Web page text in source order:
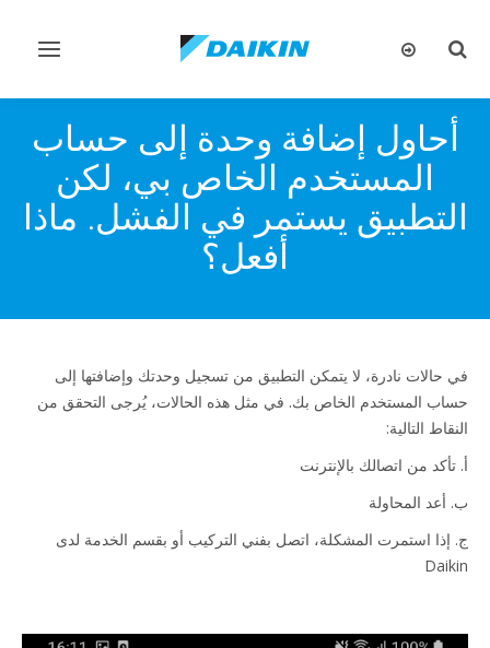
تبديل
تبديل
أحاول إضافة وحدة إلى حساب
المستخدم الخاص بي، لكن
التطبيق يستمر في الفشل. ماذا
أفعل؟
في حالات نادرة، لا يتمكن التطبيق من تسجيل وحدتك وإضافتها إلى
حساب المستخدم الخاص بك. في مثل هذه الحالات، يُرجى التحقق من
النقاط التالية:
أ. تأكد من اتصالك بالإنترنت
ب. أعد المحاولة
ج. إذا استمرت المشكلة، اتصل بفني التركيب أو بقسم الخدمة لدى
Daikin